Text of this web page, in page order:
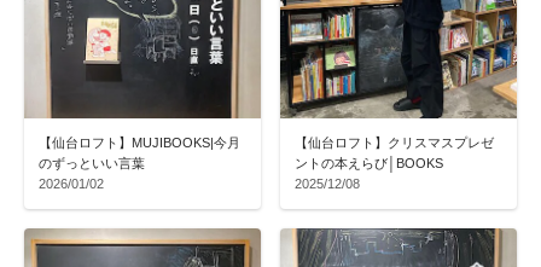
【仙台ロフト】MUJIBOOKS|今月
のずっといい言葉
2026/01/02
【仙台ロフト】クリスマスプレゼ
ントの本えらび│BOOKS
2025/12/08